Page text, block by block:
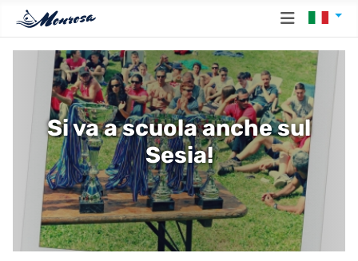
Si va a scuola anche sul
Sesia!